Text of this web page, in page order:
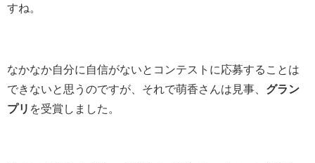
すね。
なかなか自分に自信がないとコンテストに応募することは
できないと思うのですが、それで萌香さんは見事、 グラン
プリ を受賞しました。